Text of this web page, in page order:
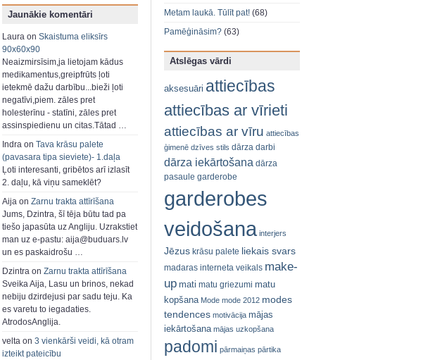
Jaunākie komentāri
Laura on Skaistuma eliksīrs
90x60x90
Neaizmirsīsim,ja lietojam kādus
medikamentus,greipfrūts ļoti
ietekmē dažu darbību...bieži ļoti
negatīvi,piem. zāles pret
holesterīnu - statīni, zāles pret
assinspiedienu un citas.Tātad …
Indra on Tava krāsu palete
(pavasara tipa sieviete)- 1.daļa
Ļoti interesanti, gribētos arī izlasīt
2. daļu, kā viņu sameklēt?
Aija on Zarnu trakta attīrīšana
Jums, Dzintra, šī tēja būtu tad pa
tiešo japasūta uz Angliju. Uzrakstiet
man uz e-pastu: aija@buduars.lv
un es paskaidrošu …
Dzintra on Zarnu trakta attīrīšana
Sveika Aija, Lasu un brinos, nekad
nebiju dzirdejusi par sadu teju. Ka
es varetu to iegadaties.
AtrodosAnglija.
velta on 3 vienkārši veidi, kā otram
izteikt pateicību
Metam laukā. Tūlīt pat! (68)
Pamēģināsim? (63)
Atslēgas vārdi
aksesuāri attiecības
attiecības ar vīrieti
attiecības ar vīru attiecības
ģimenē dzīves stils dārza darbi
dārza iekārtošana dārza
pasaule garderobe
garderobes
veidošana interjers
Jēzus krāsu palete liekais svars
madaras interneta veikals make-
up mati matu griezumi matu
kopšana Mode mode 2012 modes
tendences motivācija mājas
iekārtošana mājas uzkopšana
padomi pārmaiņas pārtika